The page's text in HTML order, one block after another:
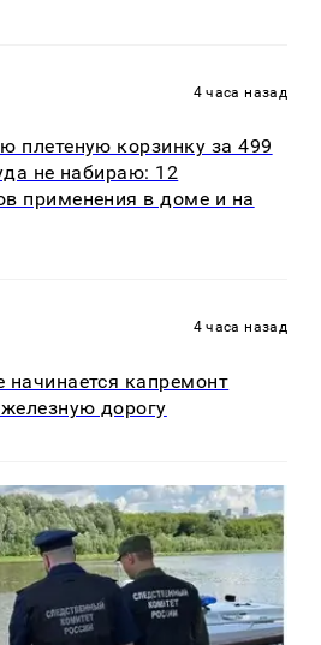
4 часа назад
плетеную корзинку за 499
не набираю: 12
применения в доме и на
4 часа назад
капремонт
дорогу